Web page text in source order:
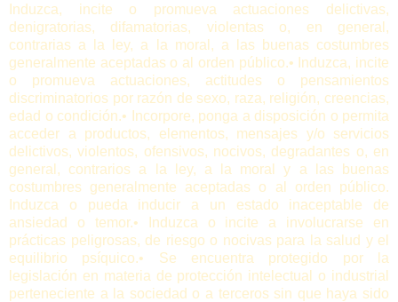
Induzca, incite o promueva actuaciones delictivas,
denigratorias, difamatorias, violentas o, en general,
contrarias a la ley, a la moral, a las buenas costumbres
generalmente aceptadas o al orden público.• Induzca, incite
o promueva actuaciones, actitudes o pensamientos
discriminatorios por razón de sexo, raza, religión, creencias,
edad o condición.• Incorpore, ponga a disposición o permita
acceder a productos, elementos, mensajes y/o servicios
delictivos, violentos, ofensivos, nocivos, degradantes o, en
general, contrarios a la ley, a la moral y a las buenas
costumbres generalmente aceptadas o al orden público.
Induzca o pueda inducir a un estado inaceptable de
ansiedad o temor.• Induzca o incite a involucrarse en
prácticas peligrosas, de riesgo o nocivas para la salud y el
equilibrio psíquico.• Se encuentra protegido por la
legislación en materia de protección intelectual o industrial
perteneciente a la sociedad o a terceros sin que haya sido